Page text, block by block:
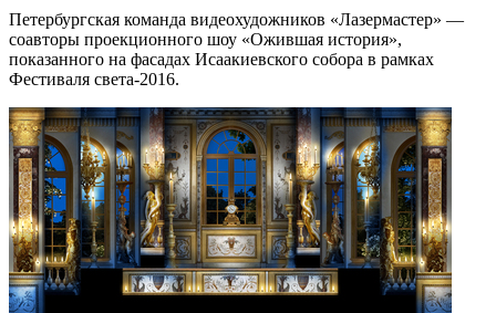
Петербургская команда видеохудожников «Лазермастер» —
соавторы проекционного шоу «Ожившая история»,
показанного на фасадах Исаакиевского собора в рамках
Фестиваля света-2016.